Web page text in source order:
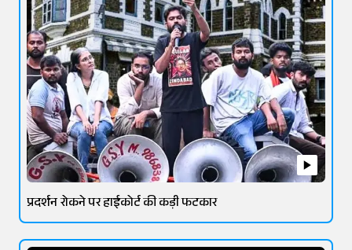
प्रदर्शन रोकने पर हाईकोर्ट की कड़ी फटकार